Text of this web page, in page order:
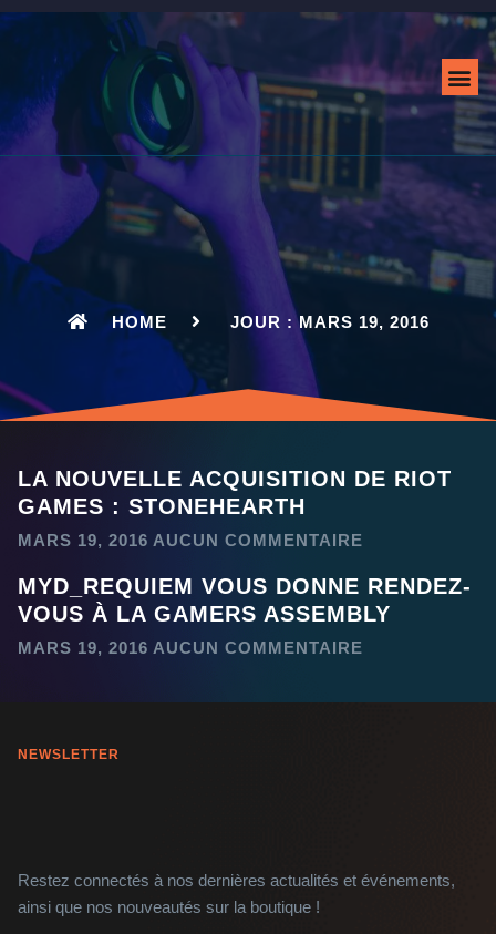
HOME JOUR : MARS 19, 2016
LA NOUVELLE ACQUISITION DE RIOT
GAMES : STONEHEARTH
MARS 19, 2016 AUCUN COMMENTAIRE
MYD_REQUIEM VOUS DONNE RENDEZ-
VOUS À LA GAMERS ASSEMBLY
MARS 19, 2016 AUCUN COMMENTAIRE
NEWSLETTER
Restez connectés à nos dernières actualités et événements,
ainsi que nos nouveautés sur la boutique !